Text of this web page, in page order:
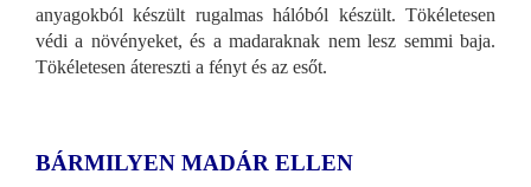
anyagokból készült rugalmas hálóból készült. Tökéletesen
védi a növényeket, és a madaraknak nem lesz semmi baja.
Tökéletesen átereszti a fényt és az esőt.
BÁRMILYEN MADÁR ELLEN